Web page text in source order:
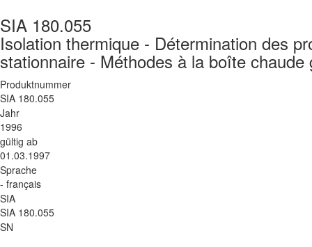
SIA 180.055
Isolation thermique - Détermination des
stationnaire - Méthodes à la boîte
Produktnummer
SIA 180.055
Jahr
1996
gültig ab
01.03.1997
Sprache
- français
SIA
SIA 180.055
SN